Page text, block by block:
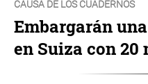
CAUSA DE LOS CUADERNOS
Embargarán
en Suiza con